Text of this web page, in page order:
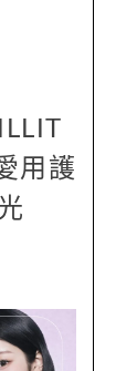
用護